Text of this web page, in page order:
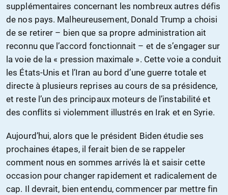
supplémentaires concernant les nombreux autres défis
de nos pays. Malheureusement, Donald Trump a choisi
de se retirer – bien que sa propre administration ait
reconnu que l’accord fonctionnait – et de s’engager sur
la voie de la « pression maximale ». Cette voie a conduit
les États-Unis et l’Iran au bord d’une guerre totale et
directe à plusieurs reprises au cours de sa présidence,
et reste l’un des principaux moteurs de l’instabilité et
des conflits si violemment illustrés en Irak et en Syrie.
Aujourd’hui, alors que le président Biden étudie ses
prochaines étapes, il ferait bien de se rappeler
comment nous en sommes arrivés là et saisir cette
occasion pour changer rapidement et radicalement de
cap. Il devrait, bien entendu, commencer par mettre fin